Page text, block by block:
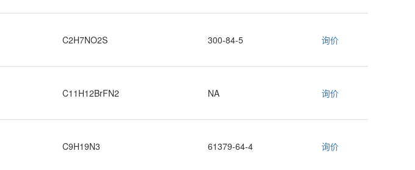
C2H7NO2S 300-84-5 询价
C11H12BrFN2 NA 询价
C9H19N3 61379-64-4 询价